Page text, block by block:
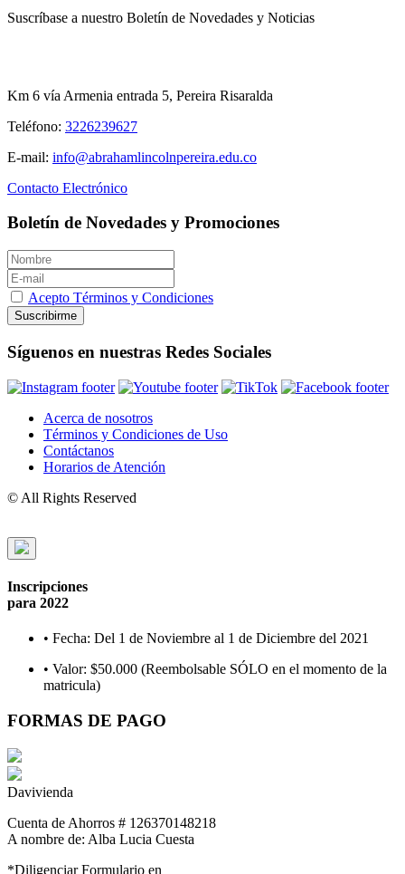
Suscríbase a nuestro Boletín de Novedades y Noticias
Km 6 vía Armenia entrada 5, Pereira Risaralda
Teléfono: 3226239627
E-mail: info@abrahamlincolnpereira.edu.co
Contacto Electrónico
Boletín de Novedades y Promociones
Acepto Términos y Condiciones
Suscribirme
Síguenos en nuestras Redes Sociales
Acerca de nosotros
Términos y Condiciones de Uso
Contáctanos
Horarios de Atención
© All Rights Reserved
Inscripciones
para 2022
• Fecha: Del 1 de Noviembre al 1 de Diciembre del 2021
• Valor: $50.000 (Reembolsable SÓLO en el momento de la
matricula)
FORMAS DE PAGO
Davivienda
Cuenta de Ahorros # 126370148218
A nombre de: Alba Lucia Cuesta
*Diligenciar Formulario en